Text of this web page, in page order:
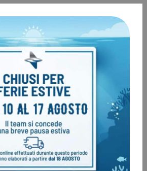
del firmware azzera la
Pianificare le immersioni
il software a questo link
downloads/shearwater-
desktop-download/
incolla il link sul Browser